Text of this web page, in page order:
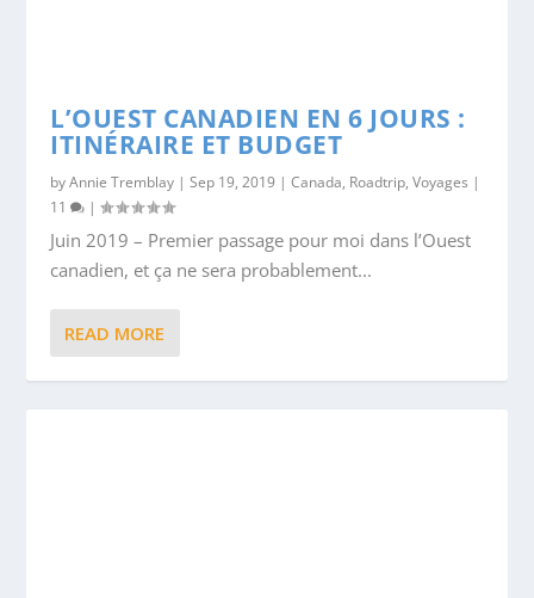
L’OUEST CANADIEN EN 6 JOURS :
ITINÉRAIRE ET BUDGET
byAnnie Tremblay |Sep 19, 2019 |Canada, Roadtrip,Voyages |
11
|
Juin 2019 – Premier passage pour moi dans l’Ouest
canadien, et ça ne sera probablement...
READ MORE